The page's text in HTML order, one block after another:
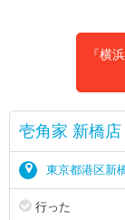
『横
壱角家 新橋店
東京都港区新
行った